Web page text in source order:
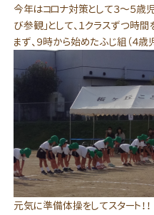
今年はコロナ対策として３～５歳
び参観」として、１クラスずつ時間
まず、９時から始めたふじ組（４歳
元気に準備体操をしてスタート！！